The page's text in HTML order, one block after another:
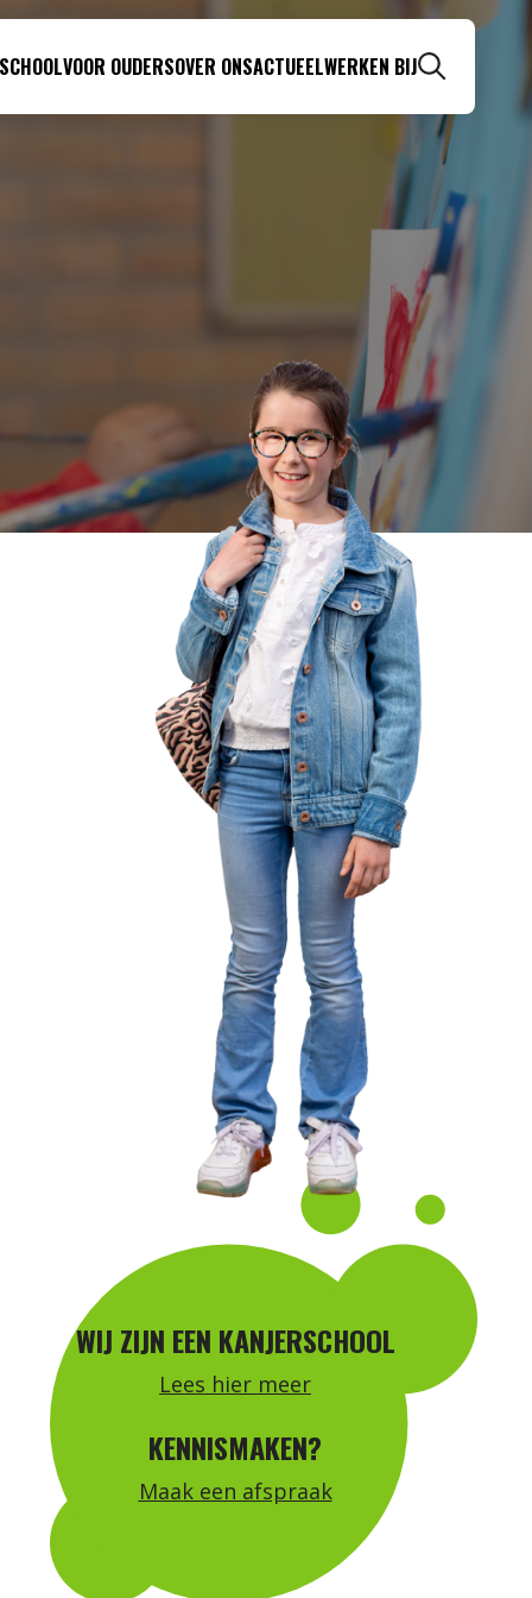
VOOR OUDERSOVER ONSACTUEELWERKEN BIJ
Zoeken
WIJ ZIJN EEN KANJERSCHOOL
Lees hier meer
KENNISMAKEN?
Maak een afspraak